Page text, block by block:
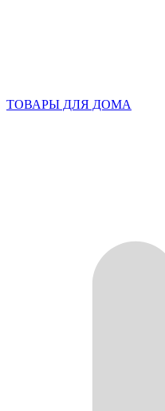
ТОВАРЫ ДЛЯ ДОМА